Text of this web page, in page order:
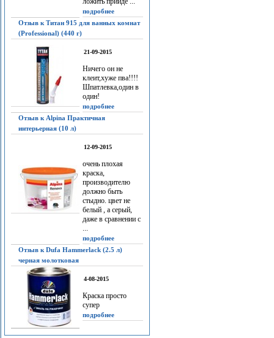
подробнее
Отзыв к Титан 915 для ванных комнат
(Professional) (440 г)
21-09-2015
Ничего он не
клеит,хуже пва!!!!
Шпатлевка,один в
один!
подробнее
Отзыв к Alpina Практичная
интерьерная (10 л)
12-09-2015
очень плохая
краска,
производителю
должно быть
стыдно. цвет не
белый , а серый,
даже в сравнении с
...
подробнее
Отзыв к Dufa Hammerlack (2.5 л)
черная молотковая
4-08-2015
Краска просто
супер
подробнее